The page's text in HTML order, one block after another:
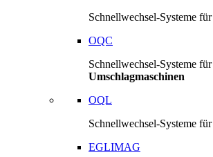
Schnellwechsel-Systeme für
OQC
Schnellwechsel-Systeme für
Umschlagmaschinen
OQL
Schnellwechsel-Systeme für
EGLIMAG